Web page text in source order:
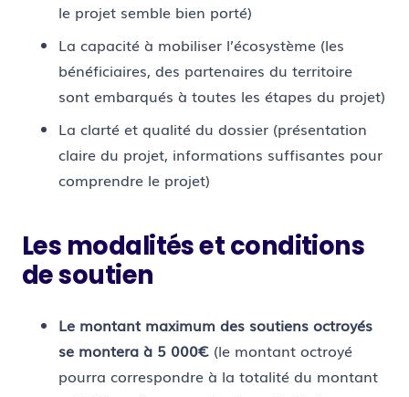
le projet semble bien porté)
La capacité à mobiliser l’écosystème (les
bénéficiaires, des partenaires du territoire
sont embarqués à toutes les étapes du projet)
La clarté et qualité du dossier (présentation
claire du projet, informations suffisantes pour
comprendre le projet)
Les modalités et conditions
de soutien
Le montant maximum des soutiens octroyés
se montera à 5 000€ (le montant octroyé
pourra correspondre à la totalité du montant